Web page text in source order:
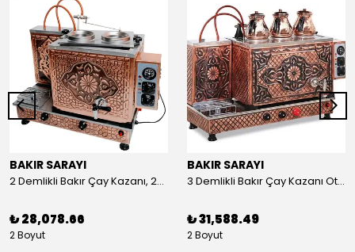
BAKIR SARAYI
2 Demlikli Bakır Çay Kazanı, 25 Litre
₺ 28,078.66
2 Boyut
BAKIR SARAYI
3 Demlikli Bakır Çay Kazanı Otomatik, 30 Litre
₺ 31,588.49
2 Boyut